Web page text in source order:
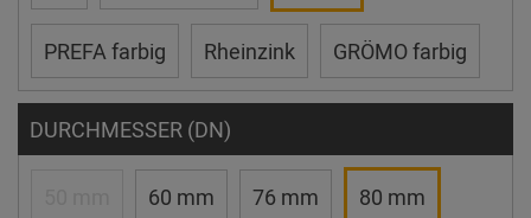
PREFA farbig Rheinzink GRÖMO farbig
DURCHMESSER (DN)
60 mm 76 mm 80 mm